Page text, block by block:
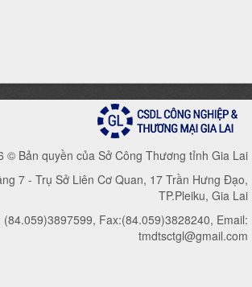
© Bản quyền của Sở Công Thương tỉnh Gia Lai
7 - Trụ Sở Liên Cơ Quan, 17 Trần Hưng Đạo,
TP.Pleiku, Gia Lai
Fax:(84.059)3828240, Email:
tmdtsctgl@gmail.com